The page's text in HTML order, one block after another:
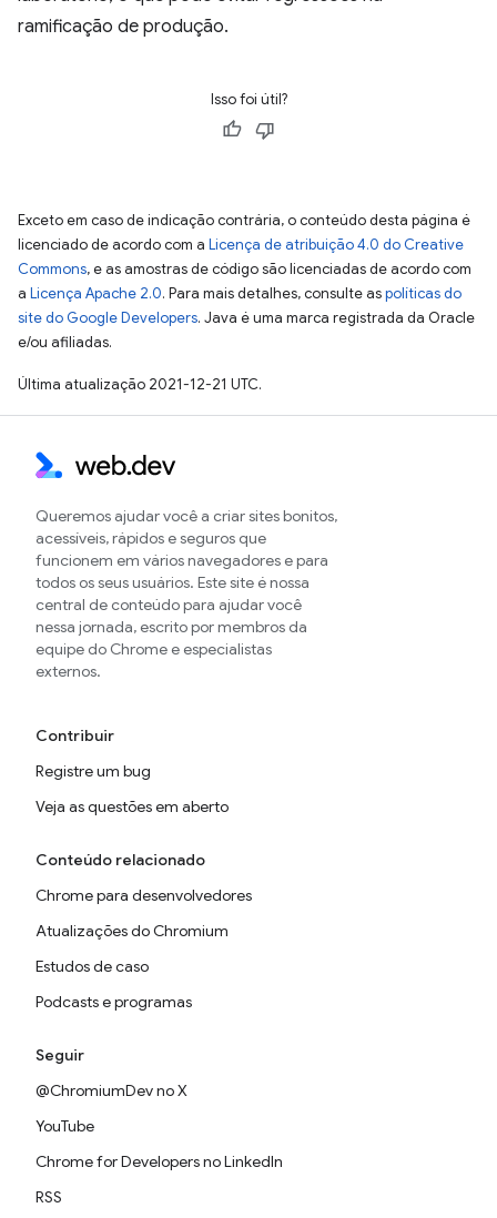
ramificação de produção.
Isso foi útil?
Exceto em caso de indicação contrária, o conteúdo desta página é
licenciado de acordo com a Licença de atribuição 4.0 do Creative
Commons, e as amostras de código são licenciadas de acordo com
a Licença Apache 2.0. Para mais detalhes, consulte aspolíticas do
site do Google Developers. Java é uma marca registrada da Oracle
e/ou afiliadas.
Última atualização 2021-12-21 UTC.
Queremos ajudar você a criar sites bonitos,
acessíveis, rápidos e seguros que
funcionem em vários navegadores e para
todos os seus usuários. Este site é nossa
central de conteúdo para ajudar você
nessa jornada, escrito por membros da
equipe do Chrome e especialistas
externos.
Contribuir
Registre um bug
Veja as questões em aberto
Conteúdo relacionado
Chrome para desenvolvedores
Atualizações do Chromium
Estudos de caso
Podcasts e programas
Seguir
@ChromiumDev no X
YouTube
Chrome for Developers no LinkedIn
RSS